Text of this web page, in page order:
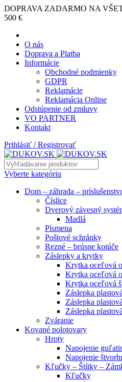
DOPRAVA ZADARMO NA
500 €
O nás
Doprava a Platba
Informácie
Obchodné podmienky
GDPR
Reklamácie
Reklamácia Online
Odstúpenie od zmluvy
VO PARTNER
Kontakt
Prihlásiť / Registrovať
Vyberte kategóriu
Dom – záhrada –
Číslice
Dverový závesný
Madlá
Písmena
Poštové schránky
Rezné – brúsne kotúče
Záslepky a krytky
Krytka oceľová
Krytka oceľová
Krytka oceľová
Záslepka
Záslepka
Záslepka
Zváranie
Kované polotovary
Hroty
Napojenie
Napojenie
Kľučky – Štítky –
Kľučky